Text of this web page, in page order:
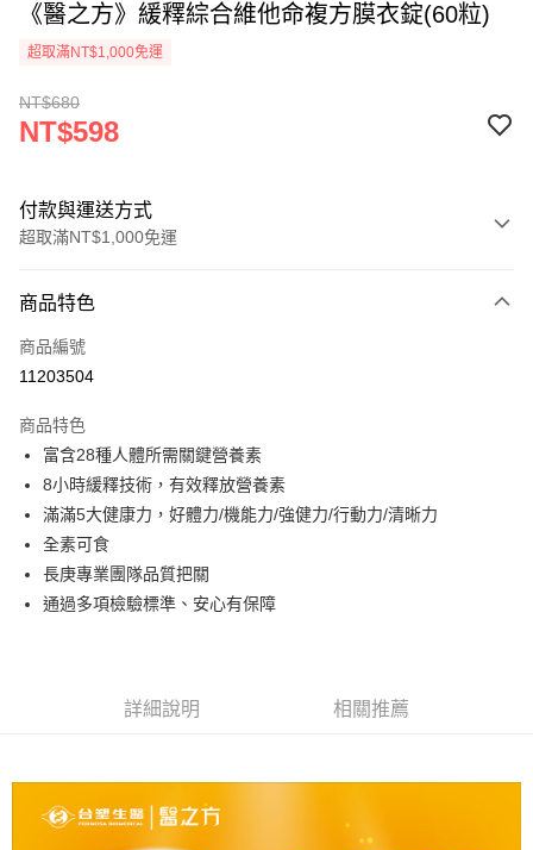
《醫之方》緩釋綜合維他命複方膜衣錠(60粒)
超取滿NT$1,000免運
NT$680
NT$598
付款與運送方式
超取滿NT$1,000免運
信用卡一次付款
信用卡分期付款
合作金庫商業銀行
華南商業銀行
上海商業儲蓄銀行
國泰世華商業銀行
兆豐國際商業銀行
臺灣中小企業銀行
匯豐（台灣）商業銀行
聯邦商業銀行
元大商業銀行
超商取貨付款
LINE Pay
Apple Pay
街口支付
1.本服務由台灣大哥大提供，台灣大哥大用戶可立即使用無須另外申請。
2.付款方式選擇「大哥付你分期」，訂單成立後會自動跳轉到大哥付的交易
流程，驗證手機門號後，選擇欲分期的期數、繳款截止日，確認付款後即完
AFTEE先享後付
相關說明
商品特色
商品編號
11203504
商品特色
富含28種人體所需關鍵營養素
8小時緩釋技術，有效釋放營養素
滿滿5大健康力，好體力/機能力/強健力/行動力/清晰力
全素可食
長庚專業團隊品質把關
通過多項檢驗標準、安心有保障
詳細說明 相關推薦